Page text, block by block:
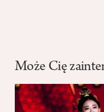
Może Cię